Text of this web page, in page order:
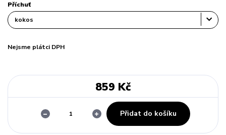
Příchuť
Nejsme plátci DPH
859 Kč
Přidat do košíku